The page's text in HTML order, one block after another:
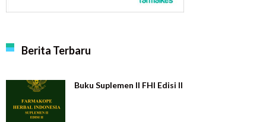
Berita Terbaru
Buku Suplemen II FHI Edisi II